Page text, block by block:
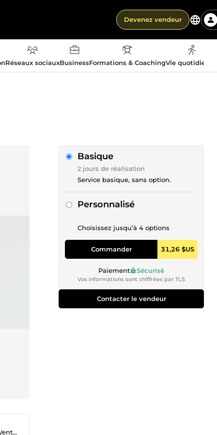
Devenez vendeur
Réseaux sociauxBusinessFormations & CoachingVie
| 🌐
Basique
2 jours de réalisation
Service basique, sans option.
Personnalisé
Choisissez jusqu’à 4 options
Commander 31,26 $US
Paiement Sécurisé
Vos informations sont chiffrées par TLS
Contacter le vendeur